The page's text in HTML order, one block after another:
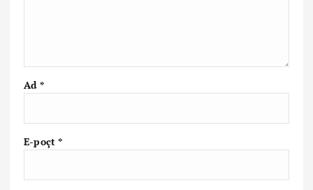
Ad *
E-poçt*